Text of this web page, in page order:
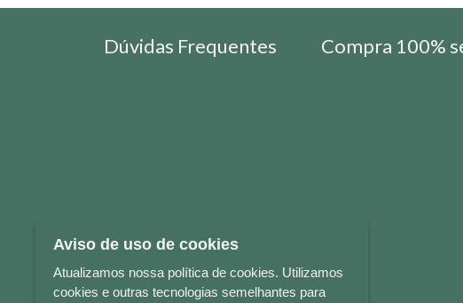
Dúvidas Frequentes Compra 100%
Aviso de uso de cookies
Atualizamos nossa política de cookies. Utilizamos
cookies e outras tecnologias semelhantes para